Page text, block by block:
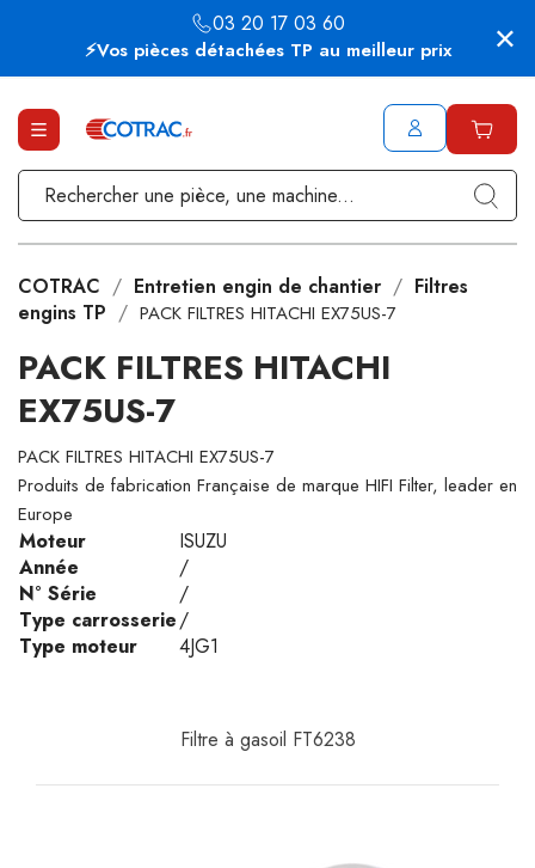
⚡Vos pièces détachées TP au meilleur prix
03 20 17 03 60
COTRAC Entretien engin de chantier
Filtres
engins TP
PACK FILTRES HITACHI EX75US-7
PACK FILTRES HITACHI
EX75US-7
PACK FILTRES HITACHI EX75US-7
Produits de fabrication Française de marque HIFI Filter, leader en
Europe
Moteur
ISUZU
Année
/
N° Série
/
Type carrosserie/
Type moteur
4JG1
Filtre à gasoil FT6238